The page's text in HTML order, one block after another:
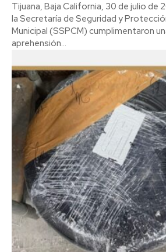
Tijuana, Baja California, 30 de julio de
la Secretaría de Seguridad y
Municipal (SSPCM) cumplimentaron
aprehensión...